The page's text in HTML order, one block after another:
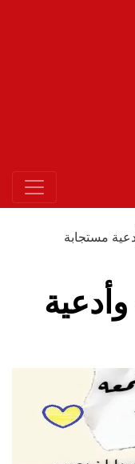
مستجابة